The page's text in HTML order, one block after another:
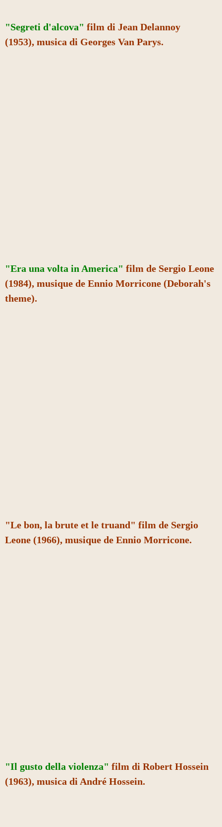
"Segreti d'alcova" film di Jean Delannoy
(1953), musica di Georges Van Parys.
"Era una volta in America" film de Sergio Leone
(1984), musique de Ennio Morricone (Deborah's
theme).
"Le bon, la brute et le truand" film de Sergio
Leone (1966), musique de Ennio Morricone.
"Il gusto della violenza" film di Robert Hossein
(1963), musica di André Hossein.